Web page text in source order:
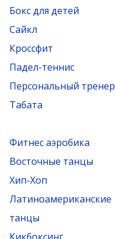
Бокс для детей
Сайкл
Кроссфит
Падел-теннис
Персональный тренер
Табата
Фитнес аэробика
Восточные танцы
Хип-Хоп
Латиноамериканские
танцы